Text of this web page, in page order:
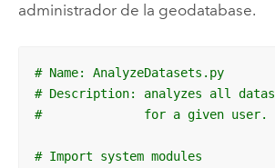
administrador de la geodatabase.
# Name: AnalyzeDatasets.py
# Description: analyzes all
#              for a given user.
# Import system modules